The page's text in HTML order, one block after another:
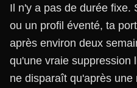
Il n'y a pas de durée fixe.
ou un profil éventé, ta
après environ deux
qu'une vraie suppression
ne disparaît qu'après